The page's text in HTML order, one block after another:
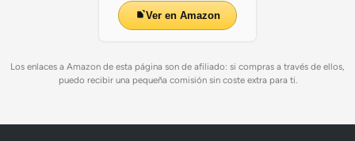
Ver en Amazon
Los enlaces a Amazon de esta página son de afiliado: si compras a través de ellos,
puedo recibir una pequeña comisión sin coste extra para ti.